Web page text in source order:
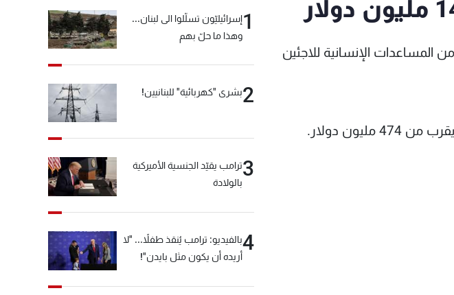
الولايات المتحدة أرسلت نحو 144 مليون دولار من المساعدات الإنسانية للاجئين
1إسرائيليّون تسلّلوا الى لبنان...
وهذا ما حلّ بهم
2بشرى "كهربائية" للبنانيين!
3ترامب يقيّد الجنسية الأميركية
بالولادة
4بالفيديو: ترامب يُنقذ طفلاً... "لا
أريده أن يكون مثل بايدن"!